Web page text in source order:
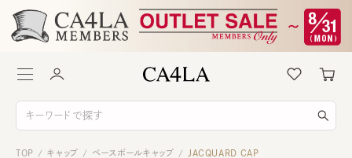
TOP / キャップ / ベースボールキャップ / JACQUARD CAP